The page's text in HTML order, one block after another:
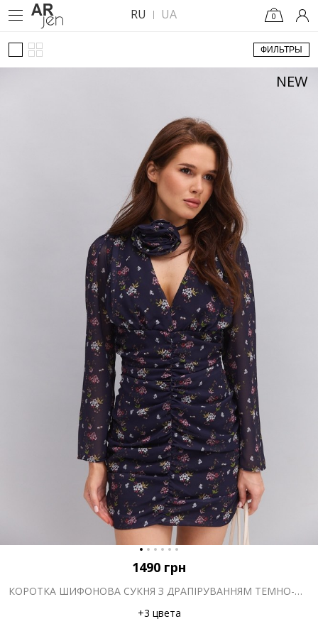
RU UA 0
ФИЛЬТРЫ
NEW
1490 грн
КОРОТКА ШИФОНОВА СУКНЯ З ДРАПІРУВАННЯМ ТЕМНО-ФІОЛЕТОВА З КВІТКОВИМ ПРИНТОМ
+3 цвета